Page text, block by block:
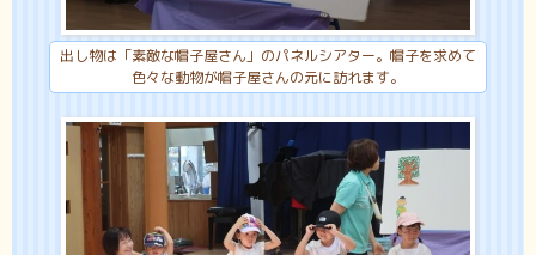
出し物は「素敵な帽子屋さん」のパネルシアター。帽子を求めて
色々な動物が帽子屋さんの元に訪れます。